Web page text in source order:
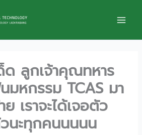
ด ลูกเจ้าคุณทหาร
หกรรม TCAS มา
เราจะได้เจอตัว
นะทุกคนนนนน